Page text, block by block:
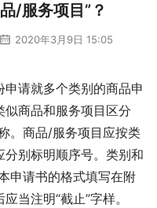
/服务项目”？
2020年3月9日 15:05
申请就多个类别的商品申
商品和服务项目区分
。商品/服务项目应按类
别标明顺序号。类别和
申请书的格式填写在附
当注明“截止”字样。